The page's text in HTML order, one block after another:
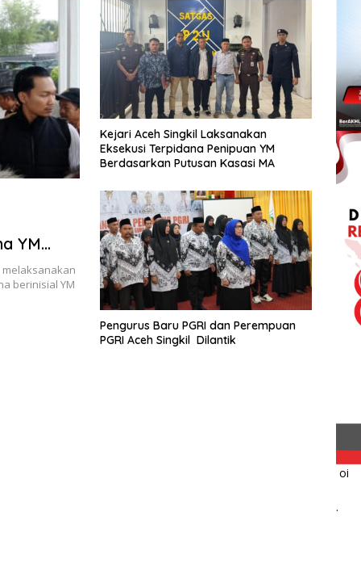
YM
Agung
melaksanakan
berinisial YM
Kejari Aceh Singkil Laksanakan
Eksekusi Terpidana Penipuan YM
Berdasarkan Putusan Kasasi MA
Pengurus Baru PGRI dan Perempuan
PGRI Aceh Singkil Dilantik
oi
.